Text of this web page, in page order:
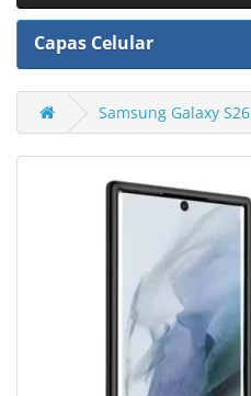
Capas Celular
Samsung Galaxy S26